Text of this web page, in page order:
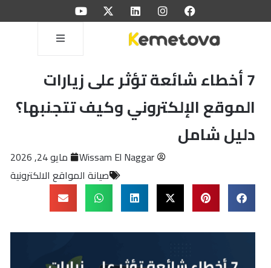
7 أخطاء شائعة تؤثر على زيارات
الموقع الإلكتروني وكيف تتجنبها؟
دليل شامل
Wissam El Naggar
مايو 24, 2026
صيانة المواقع الالكترونية